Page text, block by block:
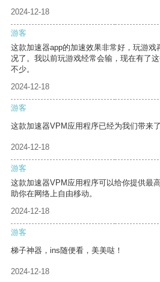
2024-12-18
游客
这款加速器app的加速效果非常好，玩游
况了。我以前玩游戏经常会输，现在有了
不少。
2024-12-18
游客
这款加速器VPM应用程序已经为我们带来
2024-12-18
游客
这款加速器VPM应用程序可以给你提供最
助你在网络上自由移动。
2024-12-18
游客
梯子神器，ins随便看，美美哒！
2024-12-18